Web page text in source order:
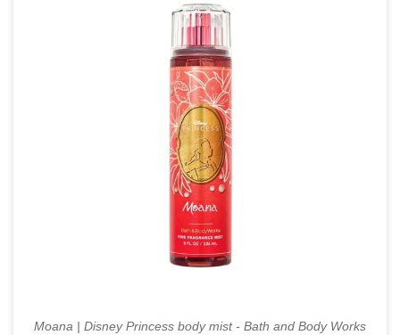
Moana | Disney Princess body mist- Bath and Body Works